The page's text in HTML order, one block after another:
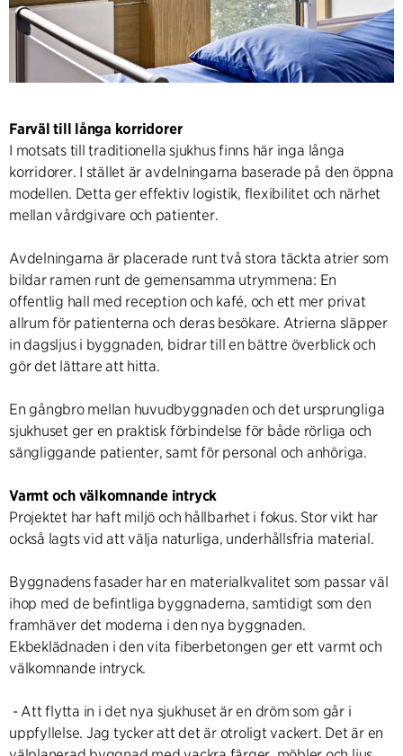
Farväl till långa korridorer
I motsats till traditionella sjukhus finns här inga långa
korridorer. I stället är avdelningarna baserade på den öppna
modellen. Detta ger effektiv logistik, flexibilitet och närhet
mellan vårdgivare och patienter.
Avdelningarna är placerade runt två stora täckta atrier som
bildar ramen runt de gemensamma utrymmena: En
offentlig hall med reception och kafé, och ett mer privat
allrum för patienterna och deras besökare. Atrierna släpper
in dagsljus i byggnaden, bidrar till en bättre överblick och
gör det lättare att hitta.
En gångbro mellan huvudbyggnaden och det ursprungliga
sjukhuset ger en praktisk förbindelse för både rörliga och
sängliggande patienter, samt för personal och anhöriga.
Varmt och välkomnande intryck
Projektet har haft miljö och hållbarhet i fokus. Stor vikt har
också lagts vid att välja naturliga, underhållsfria material.
Byggnadens fasader har en materialkvalitet som passar väl
ihop med de befintliga byggnaderna, samtidigt som den
framhäver det moderna i den nya byggnaden.
Ekbeklädnaden i den vita fiberbetongen ger ett varmt och
välkomnande intryck.
- Att flytta in i det nya sjukhuset är en dröm som går i
uppfyllelse. Jag tycker att det är otroligt vackert. Det är en